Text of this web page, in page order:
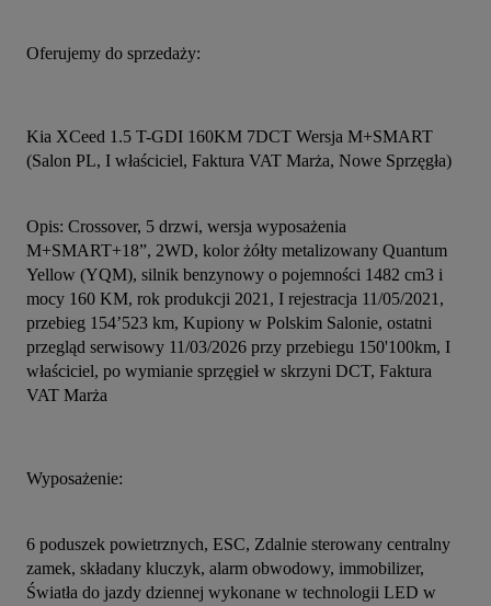
Oferujemy do sprzedaży:
Kia XCeed 1.5 T-GDI 160KM 7DCT Wersja M+SMART
(Salon PL, I właściciel, Faktura VAT Marża, Nowe Sprzęgła)
Opis: Crossover, 5 drzwi, wersja wyposażenia
M+SMART+18”, 2WD, kolor żółty metalizowany Quantum
Yellow (YQM), silnik benzynowy o pojemności 1482 cm3 i
mocy 160 KM, rok produkcji 2021, I rejestracja 11/05/2021,
przebieg 154’523 km, Kupiony w Polskim Salonie, ostatni
przegląd serwisowy 11/03/2026 przy przebiegu 150'100km, I
właściciel, po wymianie sprzęgieł w skrzyni DCT, Faktura
VAT Marża
Wyposażenie:
6 poduszek powietrznych, ESC, Zdalnie sterowany centralny
zamek, składany kluczyk, alarm obwodowy, immobilizer,
Światła do jazdy dziennej wykonane w technologii LED w